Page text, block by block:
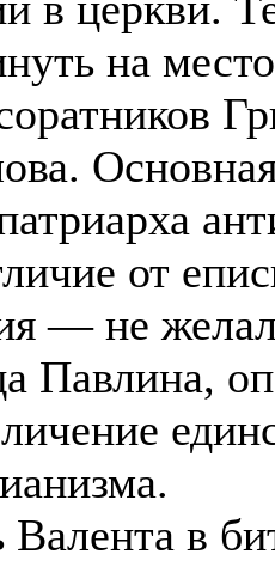
на
от
— не желал
Павлина,
Валента в